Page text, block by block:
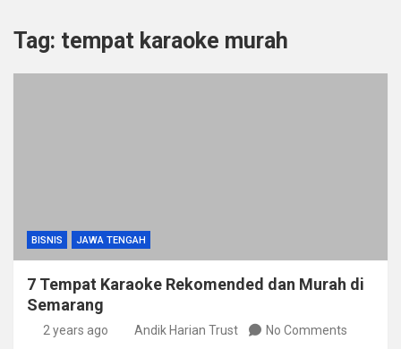
Tag: tempat karaoke murah
BISNIS JAWA TENGAH
7 Tempat Karaoke Rekomended dan Murah di
Semarang
2 years ago Andik Harian Trust No Comments